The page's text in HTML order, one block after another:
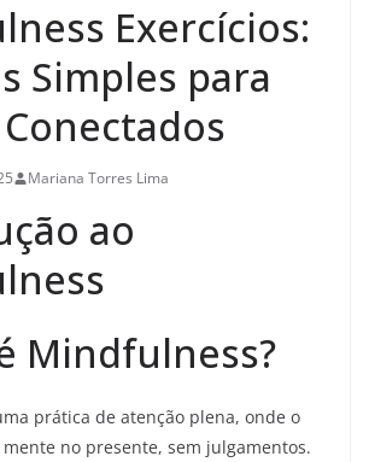
Exercícios:
Simples para
Mariana Torres Lima
ao
Mindfulness?
prática de atenção plena, onde o
no presente, sem julgamentos.